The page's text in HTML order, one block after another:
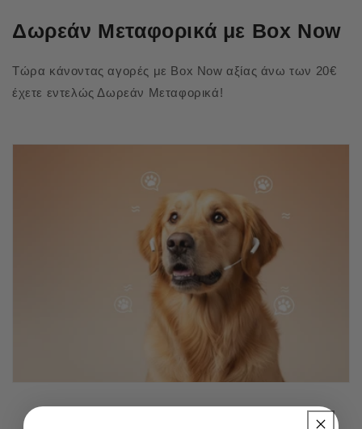
Δωρεάν Μεταφορικά με Box Now
Τώρα κάνοντας αγορές με Box Now αξίας άνω των 20€
έχετε εντελώς Δωρεάν Μεταφορικά!